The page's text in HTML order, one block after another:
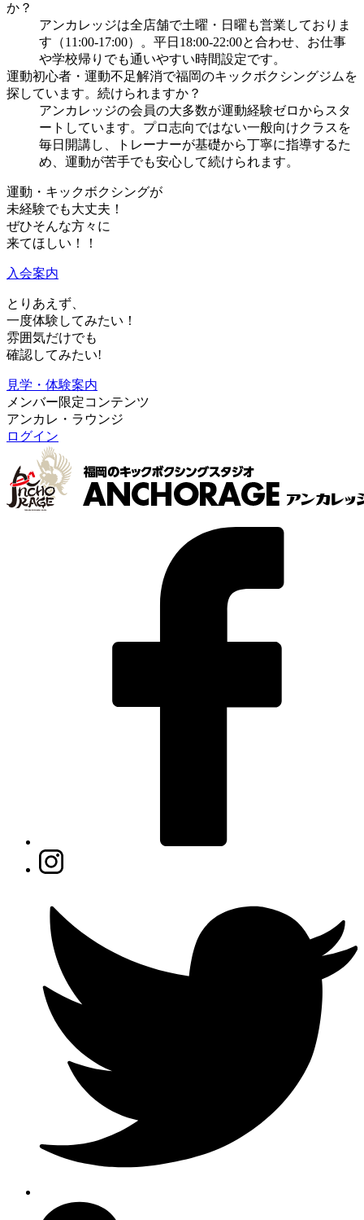
か？
アンカレッジは全店舗で土曜・日曜も営業しておりま
す（11:00-17:00）。平日18:00-22:00と合わせ、お仕事
や学校帰りでも通いやすい時間設定です。
運動初心者・運動不足解消で福岡のキックボクシングジムを
探しています。続けられますか？
アンカレッジの会員の大多数が運動経験ゼロからスタ
ートしています。プロ志向ではない一般向けクラスを
毎日開講し、トレーナーが基礎から丁寧に指導するた
め、運動が苦手でも安心して続けられます。
運動・キックボクシングが
未経験でも大丈夫！
ぜひそんな方々に
来てほしい！！
入会案内
とりあえず、
一度体験 してみたい！
雰囲気だけでも
確認してみたい!
見学・体験案内
メンバー限定コンテンツ
アンカレ・ラウンジ
ログイン